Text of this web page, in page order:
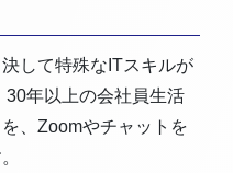
して特殊なITスキルが
30年以上の会社員生活
、Zoomやチャットを